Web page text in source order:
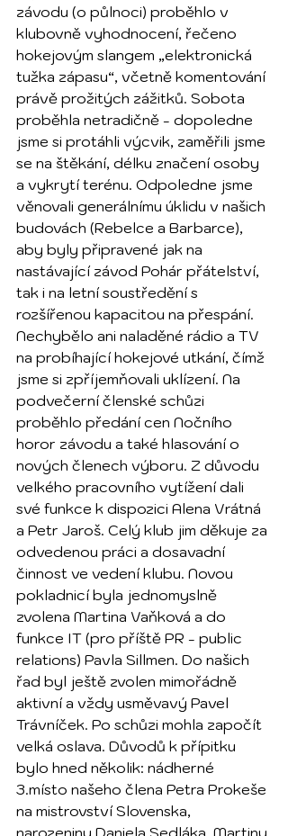
závodu (o půlnoci) proběhlo v
klubovně vyhodnocení, řečeno
hokejovým slangem „elektronická
tužka zápasu“, včetně komentování
právě prožitých zážitků. Sobota
proběhla netradičně - dopoledne
jsme si protáhli výcvik, zaměřili jsme
se na štěkání, délku značení osoby
a vykrytí terénu. Odpoledne jsme
věnovali generálnímu úklidu v našich
budovách (Rebelce a Barbarce),
aby byly připravené jak na
nastávající závod Pohár přátelství,
tak i na letní soustředění s
rozšířenou kapacitou na přespání.
Nechybělo ani naladěné rádio a TV
na probíhající hokejové utkání, čímž
jsme si zpříjemňovali uklízení. Na
podvečerní členské schůzi
proběhlo předání cen Nočního
horor závodu a také hlasování o
nových členech výboru. Z důvodu
velkého pracovního vytížení dali
své funkce k dispozici Alena Vrátná
a Petr Jaroš. Celý klub jim děkuje za
odvedenou práci a dosavadní
činnost ve vedení klubu. Novou
pokladnicí byla jednomyslně
zvolena Martina Vaňková a do
funkce IT (pro příště PR - public
relations) Pavla Sillmen. Do našich
řad byl ještě zvolen mimořádně
aktivní a vždy usměvavý Pavel
Trávníček. Po schůzi mohla započít
velká oslava. Důvodů k přípitku
bylo hned několik: nádherné
3.místo našeho člena Petra Prokeše
na mistrovství Slovenska,
narozeniny Daniela Sedláka, Martiny